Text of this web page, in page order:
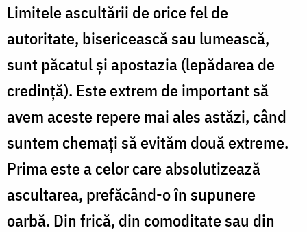
Limitele ascultării de orice fel de
autoritate, bisericească sau lumească,
sunt păcatul și apostazia (lepădarea de
credință). Este extrem de important să
avem aceste repere mai ales astăzi, când
suntem chemați să evităm două extreme.
Prima este a celor care absolutizează
ascultarea, prefăcând-o în supunere
oarbă. Din frică, din comoditate sau din